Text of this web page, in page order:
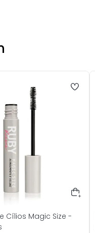
Cílios Magic Size -